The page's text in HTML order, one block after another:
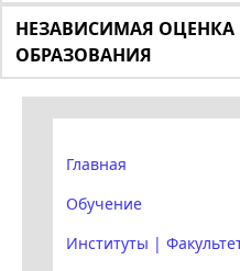
НЕЗАВИСИМАЯ ОЦЕНКА
ОБРАЗОВАНИЯ
Главная
Обучение
Институты |